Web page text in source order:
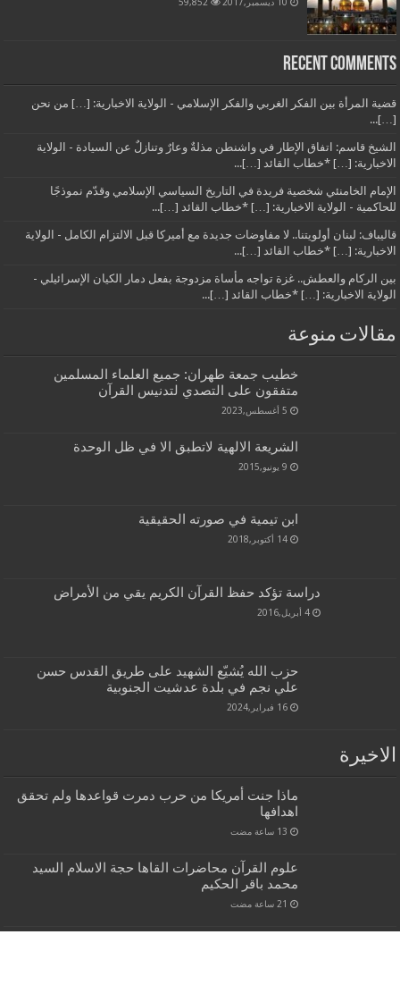
Recent Comments
قضية المرأة بين الفكر الغربي والفكر الإسلامي - الولاية الاخبارية: […] من نحن
[…]...
الشيخ قاسم: اتفاق الإطار في واشنطن مذلةٌ وعارٌ وتنازلٌ عن السيادة - الولاية
الاخبارية: […] *خطاب القائد […]...
الإمام الخامنئي شخصية فريدة في التاريخ السياسي الإسلامي وقدّم نموذجًا
للحاكمية - الولاية الاخبارية: […] *خطاب القائد […]...
قاليباف: لبنان أولويتنا.. لا مفاوضات جديدة مع أميركا قبل الالتزام الكامل - الولاية
الاخبارية: […] *خطاب القائد […]...
بين الركام والعطش.. غزة تواجه مأساة مزدوجة بفعل دمار الكيان الإسرائيلي -
الولاية الاخبارية: […] *خطاب القائد […]...
مقالات منوعة
خطيب جمعة طهران: جميع العلماء المسلمين
متفقون على التصدي لتدنيس القرآن
5 أغسطس,2023
الشريعة الالهية لاتطبق الا في ظل الوحدة
9 يونيو,2015
ابن تيمية في صورته الحقيقية
14 أكتوبر,2018
دراسة تؤكد حفظ القرآن الكريم يقي من الأمراض
4 أبريل,2016
حزب الله يُشيّع الشهيد على طريق القدس حسن
علي نجم في بلدة عدشيت الجنوبية
16 فبراير,2024
الاخيرة
ماذا جنت أمريكا من حرب دمرت قواعدها ولم تحقق
اهدافها
علوم القرآن محاضرات القاها حجة الاسلام السيد
محمد باقر الحكيم